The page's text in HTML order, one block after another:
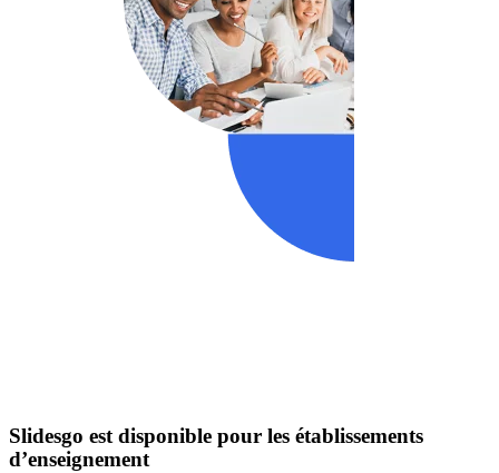
Slidesgo est disponible pour les établissements
d’enseignement